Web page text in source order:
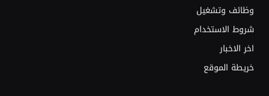
وظائف وتشغيل
شروط الاستخدام
اخر الاخبار
خريطة الموقع